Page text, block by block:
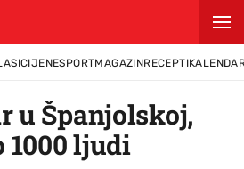
CIJENESPORTMAGAZINRECEPTI
u Španjolskoj,
ljudi